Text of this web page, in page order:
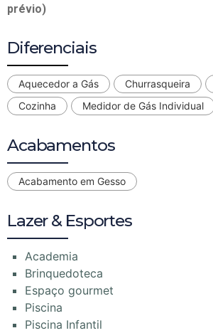
prévio)
Diferenciais
Aquecedor a Gás Churrasqueira
Cozinha
Medidor de Gás Individual
Acabamentos
Acabamento em Gesso
Lazer & Esportes
Academia
Brinquedoteca
Espaço gourmet
Piscina
Piscina Infantil